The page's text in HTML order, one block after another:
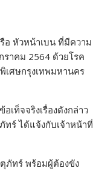
อ หัวหน้าเบน ที่มีความ
าคม 2564 ด้วยโรค
เศษกรุงเทพมหานคร
ท็จจริงเรื่องดังกล่าว
ทร์ ได้แจ้งกับเจ้าหน้าที่
ภัทร์ พร้อมผู้ต้องขัง